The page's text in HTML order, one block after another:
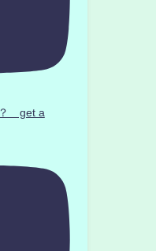
？ get a